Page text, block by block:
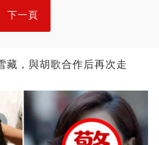
下一頁
藏，與胡歌合作后再次走